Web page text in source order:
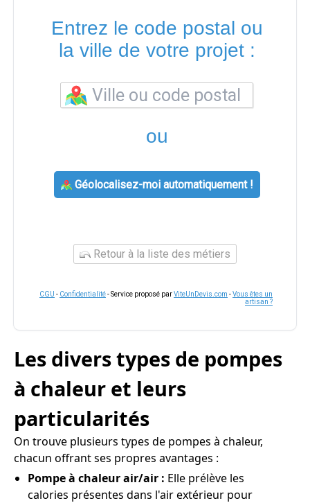
Entrez le code postal ou
la ville de votre projet :
ou
Géolocalisez-moi automatiquement !
Retour à la liste des métiers
CGU - Confidentialité- Service proposé parViteUnDevis.com -Vous êtes un
artisan ?
Les divers types de pompes
à chaleur et leurs
particularités
On trouve plusieurs types de pompes à chaleur,
chacun offrant ses propres avantages :
Pompe à chaleur air/air : Elle prélève les
calories présentes dans l'air extérieur pour